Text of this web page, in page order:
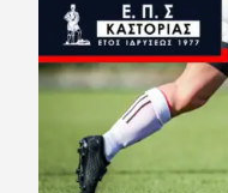
Αρχική
Σχετικά με
Επικοινωνία
Νέα